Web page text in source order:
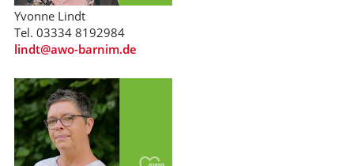
Yvonne Lindt
Tel. 03334 8192984
lindt@awo-barnim.de